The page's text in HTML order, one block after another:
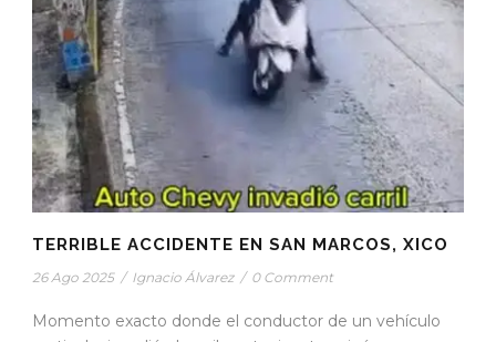
TERRIBLE ACCIDENTE EN SAN MARCOS, XICO
26 Ago 2025 / Ignacio Álvarez / 0 Comment
Momento exacto donde el conductor de un vehículo